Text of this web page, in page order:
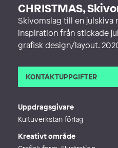
CHRISTMAS,
Skivomslag till en julskiva
inspiration från stickade
grafisk design/layout.
KONTAKTUPPGIFTER
Uppdragsgivare
Kultuverkstan förlag
Kreativt område